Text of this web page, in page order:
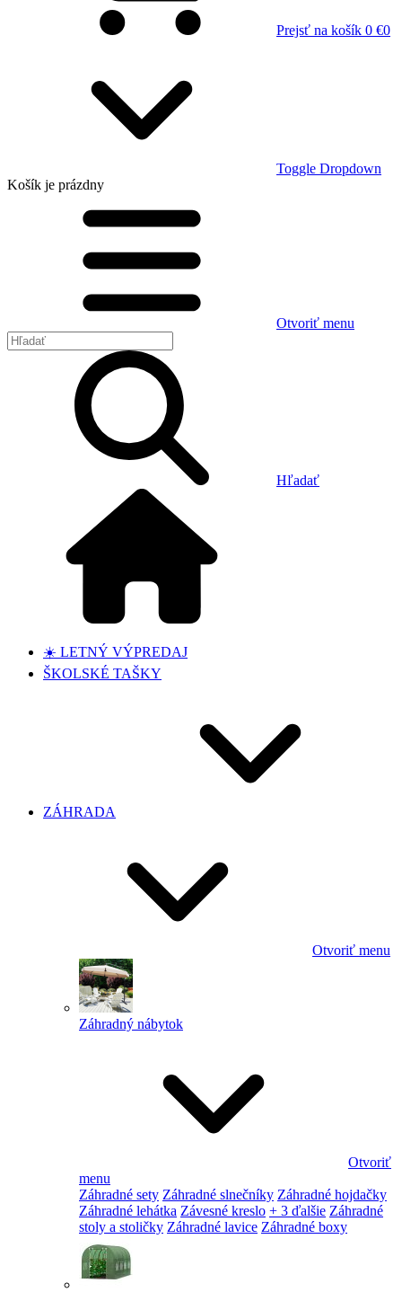
Prejsť na košík 0 €0
Toggle Dropdown
Košík je prázdny
Otvoriť menu
Hľadať
☀️ LETNÝ VÝPREDAJ
ŠKOLSKÉ TAŠKY
ZÁHRADA
Otvoriť menu
Záhradný nábytok
Otvoriť
menu
Záhradné sety Záhradné slnečníky Záhradné hojdačky
Záhradné lehátka Závesné kreslo + 3 ďalšie Záhradné
stoly a stoličky Záhradné lavice Záhradné boxy